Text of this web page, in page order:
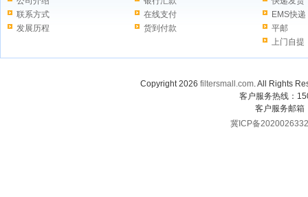
联系方式
发展历程
在线支付
货到付款
EMS快递
平邮
上门自提
Copyright 2026 filtersmall.com. All Rights
客户服务热线：
客户服务邮箱
冀ICP备